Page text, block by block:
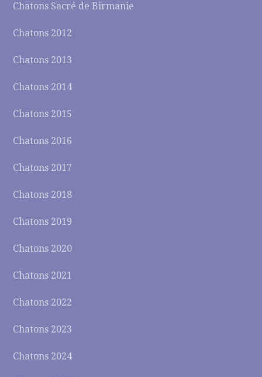
Chatons Sacré de Birmanie
Chatons 2012
Chatons 2013
Chatons 2014
Chatons 2015
Chatons 2016
Chatons 2017
Chatons 2018
Chatons 2019
Chatons 2020
Chatons 2021
Chatons 2022
Chatons 2023
Chatons 2024